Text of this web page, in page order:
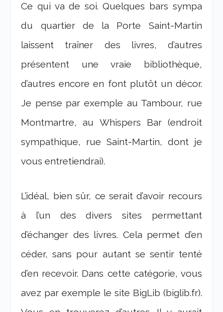
Ce qui va de soi. Quelques bars sympa
du quartier de la Porte Saint-Martin
laissent traîner des livres, d’autres
présentent une vraie bibliothèque,
d’autres encore en font plutôt un décor.
Je pense par exemple au Tambour, rue
Montmartre, au Whispers Bar (endroit
sympathique, rue Saint-Martin, dont je
vous entretiendrai).
L’idéal, bien sûr, ce serait d’avoir recours
à l’un des divers sites permettant
d’échanger des livres. Cela permet d’en
céder, sans pour autant se sentir tenté
d’en recevoir. Dans cette catégorie, vous
avez par exemple le site BigLib (biglib.fr).